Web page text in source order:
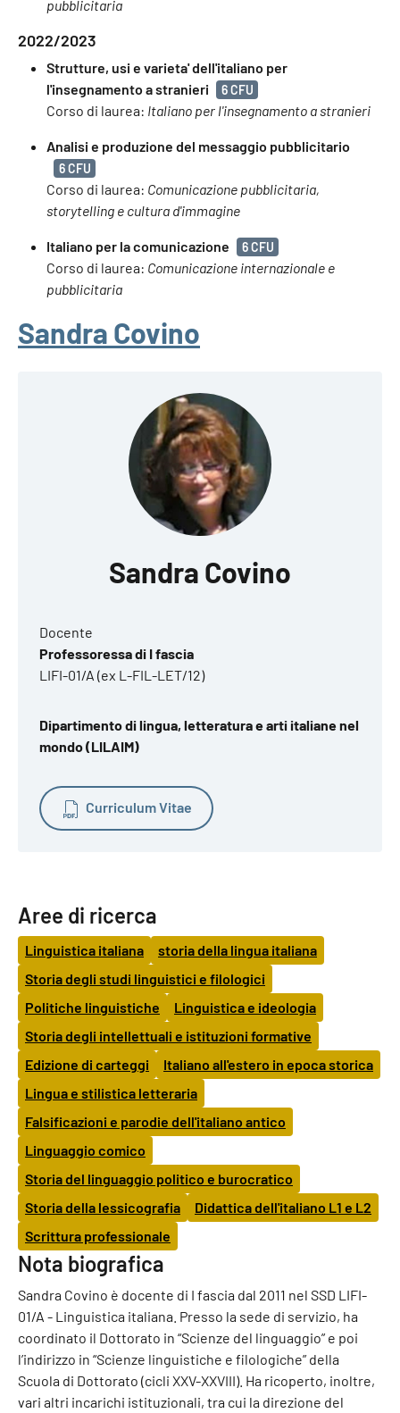
pubblicitaria
2022/2023
Strutture, usi e varieta' dell'italiano per
l'insegnamento a stranieri
6 CFU
Corso di laurea: Italiano per l'insegnamento a stranieri
Analisi e produzione del messaggio pubblicitario
6 CFU
Corso di laurea: Comunicazione pubblicitaria,
storytelling e cultura d'immagine
Italiano per la comunicazione 6 CFU
Corso di laurea: Comunicazione internazionale e
pubblicitaria
Sandra Covino
Sandra Covino
Docente
Professoressa di I fascia
LIFI-01/A (ex L-FIL-LET/12)
Dipartimento di lingua, letteratura e arti italiane nel
mondo (LILAIM)
Curriculum Vitae
Aree di ricerca
Linguistica italiana
storia della lingua italiana
Storia degli studi linguistici e filologici
Politiche linguistiche
Linguistica e ideologia
Storia degli intellettuali e istituzioni formative
Edizione di carteggi
Italiano all'estero in epoca storica
Lingua e stilistica letteraria
Falsificazioni e parodie dell'italiano antico
Linguaggio comico
Storia del linguaggio politico e burocratico
Storia della lessicografia
Didattica dell'italiano L1 e L2
Scrittura professionale
Nota biografica
Sandra Covino è docente di I fascia dal 2011 nel SSD LIFI-
01/A - Linguistica italiana. Presso la sede di servizio, ha
coordinato il Dottorato in “Scienze del linguaggio” e poi
l’indirizzo in “Scienze linguistiche e filologiche” della
Scuola di Dottorato (cicli XXV-XXVIII). Ha ricoperto, inoltre,
vari altri incarichi istituzionali, tra cui la direzione del